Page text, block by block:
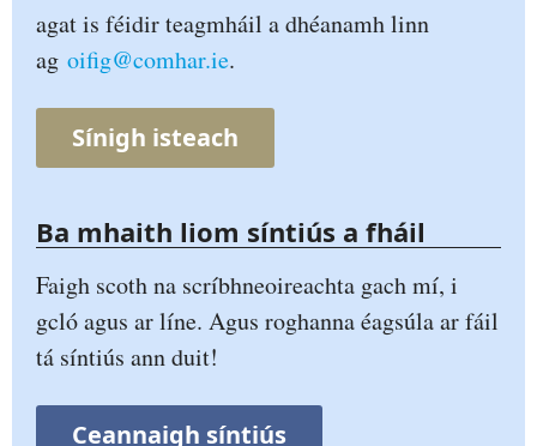
agat is féidir teagmháil a dhéanamh linn
ag oifig@comhar.ie.
Sínigh isteach
Ba mhaith liom síntiús a fháil
Faigh scoth na scríbhneoireachta gach mí, i
gcló agus ar líne. Agus roghanna éagsúla ar fáil
tá síntiús ann duit!
Ceannaigh síntiús